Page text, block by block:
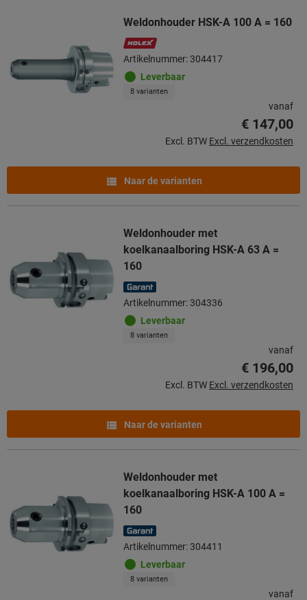
Weldonhouder HSK-A 100 A = 160
Artikelnummer: 304417
Leverbaar
8 varianten
vanaf
€ 147,00
Excl. BTW Excl. verzendkosten
Naar de varianten
Weldonhouder met
koelkanaalboring HSK-A 63 A =
160
Artikelnummer: 304336
Leverbaar
8 varianten
vanaf
€ 196,00
Excl. BTW Excl. verzendkosten
Naar de varianten
Weldonhouder met
koelkanaalboring HSK-A 100 A =
160
Artikelnummer: 304411
Leverbaar
8 varianten
vanaf